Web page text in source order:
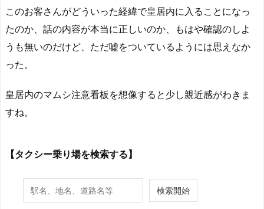
このお客さんがどういった経緯で皇居内に入ることになっ
たのか、話の内容が本当に正しいのか、もはや確認のしよ
うも無いのだけど、ただ嘘をついているようには思えなか
った。
皇居内のマムシ注意看板を想像すると少し親近感がわきま
すね。
【タクシー乗り場を検索する】